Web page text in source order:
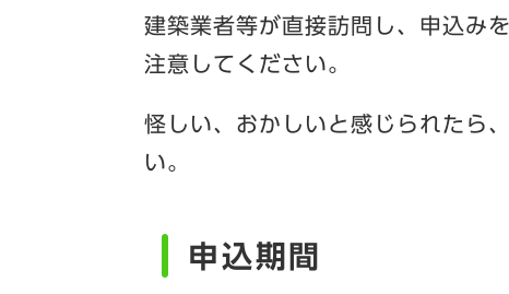
建築業者等が直接訪問し、申込み
注意してください。
怪しい、おかしいと感じられたら
い。
申込期間